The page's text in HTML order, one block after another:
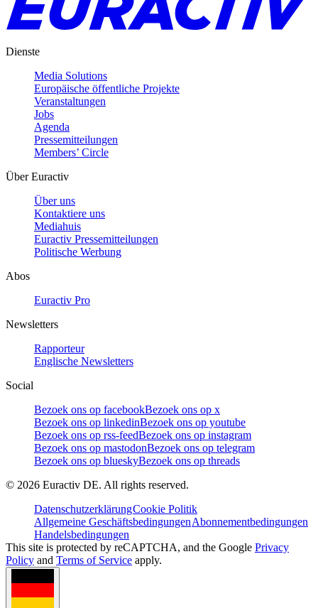
Dienste
Media Solutions
Europäische öffentliche Projekte
Veranstaltungen
Jobs
Agenda
Pressemitteilungen
Members’ Circle
Über Euractiv
Über uns
Kontaktiere uns
Mediahuis
Euractiv Pressemitteilungen
Politische Werbung
Abos
Euractiv Pro
Newsletters
Rapporteur
Englische Newsletters
Social
Bezoek ons op facebookBezoek ons op x
Bezoek ons op linkedinBezoek ons op youtube
Bezoek ons op rss-feedBezoek ons op instagram
Bezoek ons op mastodonBezoek ons op telegram
Bezoek ons op blueskyBezoek ons op threads
© 2026 Euractiv DE. All rights reserved.
DatenschutzerklärungCookie Politik
Allgemeine GeschäftsbedingungenAbonnementbedingungen
Handelsbedingungen
This site is protected by reCAPTCHA, and the Google Privacy
Policy and Terms of Service apply.